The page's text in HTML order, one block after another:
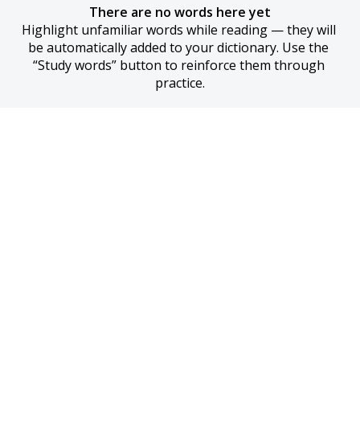
There are no words here yet
Highlight unfamiliar words while reading — they will
be automatically added to your dictionary. Use the
“Study words” button to reinforce them through
practice.